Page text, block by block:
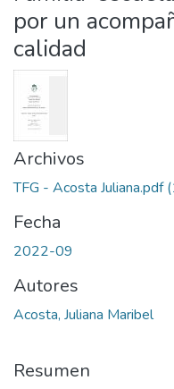
por un
calidad
Archivos
TFG - Acosta Juliana.pdf
Fecha
2022-09
Autores
Acosta, Juliana Maribel
Resumen